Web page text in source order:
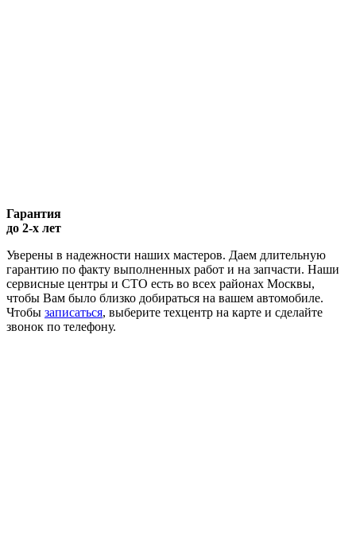
Гарантия
до 2-х лет
Уверены в надежности наших мастеров. Даем длительную
гарантию по факту выполненных работ и на запчасти. Наши
сервисные центры и СТО есть во всех районах Москвы,
чтобы Вам было близко добираться на вашем автомобиле.
Чтобы записаться, выберите техцентр на карте и сделайте
звонок по телефону.